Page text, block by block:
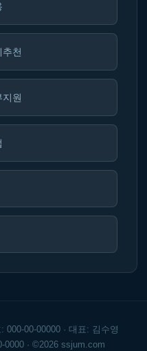
천
원
000-00-00000 · 대표: 김수영
0000 · ©2026 ssjum.com